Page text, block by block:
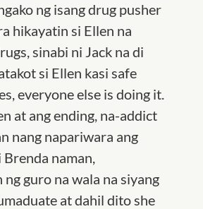
ng isang drug pusher
hikayatin si Ellen na
sinabi ni Jack na di
si Ellen kasi safe
everyone else is doing it.
at ang ending, na-addict
nang napariwara ang
Brenda naman,
ng guro na wala na siyang
at dahil dito she